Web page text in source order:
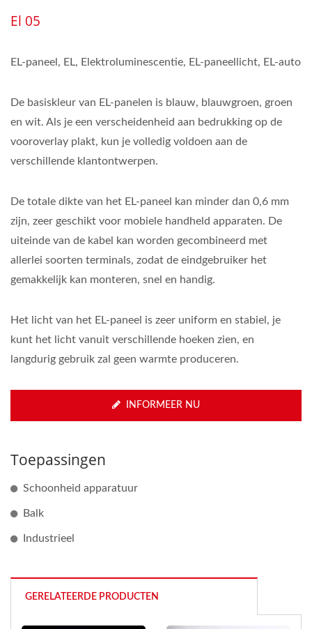
El 05
EL-paneel, EL, Elektroluminescentie, EL-paneellicht, EL-auto
De basiskleur van EL-panelen is blauw, blauwgroen, groen
en wit. Als je een verscheidenheid aan bedrukking op de
vooroverlay plakt, kun je volledig voldoen aan de
verschillende klantontwerpen.
De totale dikte van het EL-paneel kan minder dan 0,6 mm
zijn, zeer geschikt voor mobiele handheld apparaten. De
uiteinde van de kabel kan worden gecombineerd met
allerlei soorten terminals, zodat de eindgebruiker het
gemakkelijk kan monteren, snel en handig.
Het licht van het EL-paneel is zeer uniform en stabiel, je
kunt het licht vanuit verschillende hoeken zien, en
langdurig gebruik zal geen warmte produceren.
INFORMEER NU
Toepassingen
Schoonheid apparatuur
Balk
Industrieel
GERELATEERDE PRODUCTEN